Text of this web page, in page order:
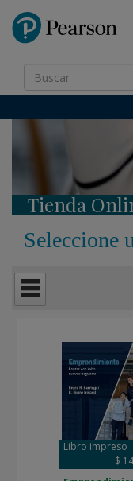
Tienda
Seleccione
Libro impreso
$